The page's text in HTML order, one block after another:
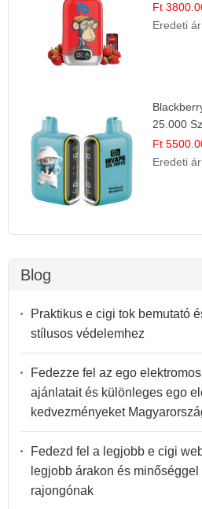
Ft
Eredeti ár
25.000
Ft
Eredeti ár
Blog
Praktikus e cigi tok bemutató
stílusos védelemhez
Fedezze fel az ego
ajánlatait és különleges ego
kedvezményeket
Fedezd fel a legjobb e cigi
legjobb árakon és
rajongónak